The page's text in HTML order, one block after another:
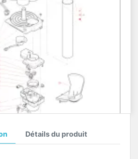
Détails du produit